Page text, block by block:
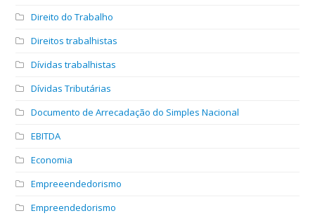
Direito do Trabalho
Direitos trabalhistas
Dívidas trabalhistas
Dívidas Tributárias
Documento de Arrecadação do Simples Nacional
EBITDA
Economia
Empreeendedorismo
Empreendedorismo